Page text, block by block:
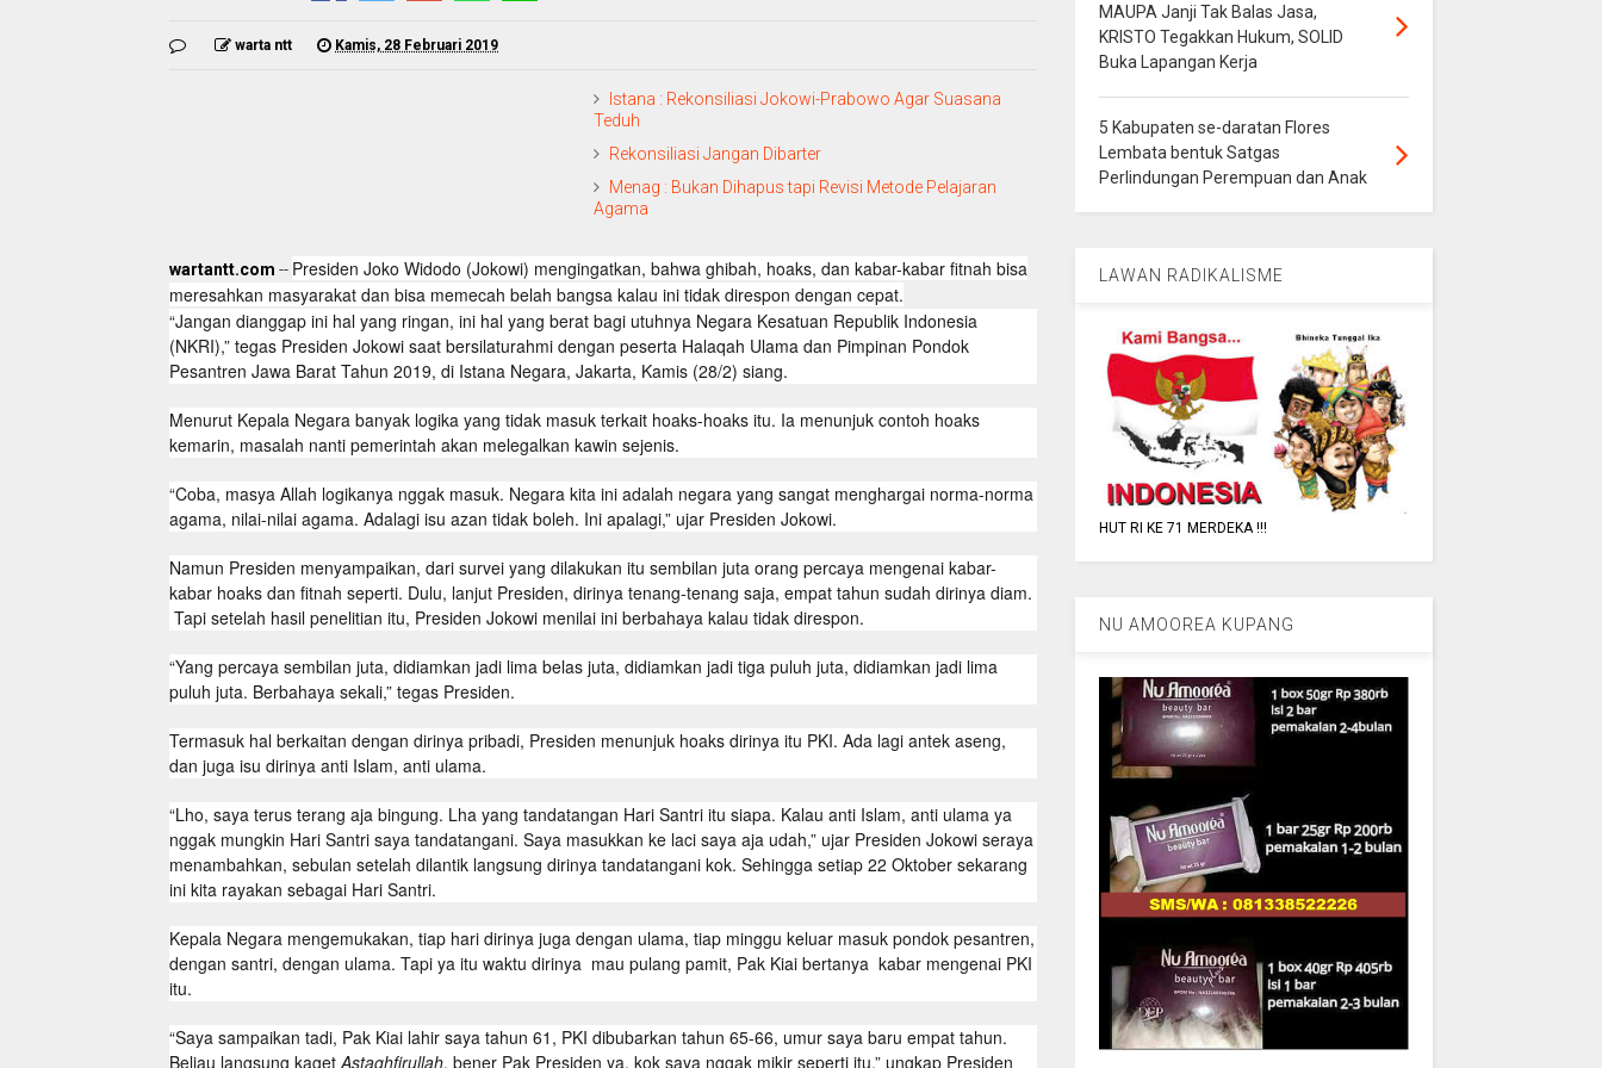
warta ntt Kamis, 28 Februari 2019
Istana : Rekonsiliasi Jokowi-Prabowo Agar Suasana
Teduh
Rekonsiliasi Jangan Dibarter
Menag : Bukan Dihapus tapi Revisi Metode Pelajaran
Agama
wartantt.com -- Presiden Joko Widodo (Jokowi) mengingatkan, bahwa ghibah, hoaks, dan kabar-kabar fitnah bisa
meresahkan masyarakat dan bisa memecah belah bangsa kalau ini tidak direspon dengan cepat.
“Jangan dianggap ini hal yang ringan, ini hal yang berat bagi utuhnya Negara Kesatuan Republik Indonesia
(NKRI),” tegas Presiden Jokowi saat bersilaturahmi dengan peserta Halaqah Ulama dan Pimpinan Pondok
Pesantren Jawa Barat Tahun 2019, di Istana Negara, Jakarta, Kamis (28/2) siang.
Menurut Kepala Negara banyak logika yang tidak masuk terkait hoaks-hoaks itu. Ia menunjuk contoh hoaks
kemarin, masalah nanti pemerintah akan melegalkan kawin sejenis.
“Coba, masya Allah logikanya nggak masuk. Negara kita ini adalah negara yang sangat menghargai norma-norma
agama, nilai-nilai agama. Adalagi isu azan tidak boleh. Ini apalagi,” ujar Presiden Jokowi.
Namun Presiden menyampaikan, dari survei yang dilakukan itu sembilan juta orang percaya mengenai kabar-
kabar hoaks dan fitnah seperti. Dulu, lanjut Presiden, dirinya tenang-tenang saja, empat tahun sudah dirinya diam.
Tapi setelah hasil penelitian itu, Presiden Jokowi menilai ini berbahaya kalau tidak direspon.
“Yang percaya sembilan juta, didiamkan jadi lima belas juta, didiamkan jadi tiga puluh juta, didiamkan jadi lima
puluh juta. Berbahaya sekali,” tegas Presiden.
Termasuk hal berkaitan dengan dirinya pribadi, Presiden menunjuk hoaks dirinya itu PKI. Ada lagi antek aseng,
dan juga isu dirinya anti Islam, anti ulama.
“Lho, saya terus terang aja bingung. Lha yang tandatangan Hari Santri itu siapa. Kalau anti Islam, anti ulama ya
nggak mungkin Hari Santri saya tandatangani. Saya masukkan ke laci saya aja udah,” ujar Presiden Jokowi seraya
menambahkan, sebulan setelah dilantik langsung dirinya tandatangani kok. Sehingga setiap 22 Oktober sekarang
ini kita rayakan sebagai Hari Santri.
Kepala Negara mengemukakan, tiap hari dirinya juga dengan ulama, tiap minggu keluar masuk pondok pesantren,
dengan santri, dengan ulama. Tapi ya itu waktu dirinya mau pulang pamit, Pak Kiai bertanya kabar mengenai PKI
itu.
“Saya sampaikan tadi, Pak Kiai lahir saya tahun 61, PKI dibubarkan tahun 65-66, umur saya baru empat tahun.
Beliau langsung kaget Astaghfirullah, bener Pak Presiden ya, kok saya nggak mikir seperti itu,” ungkap Presiden
MAUPA Janji Tak Balas Jasa,
KRISTO Tegakkan Hukum, SOLID
Buka Lapangan Kerja
5 Kabupaten se-daratan Flores
Lembata bentuk Satgas
Perlindungan Perempuan dan Anak
LAWAN RADIKALISME
HUT RI KE 71 MERDEKA !!!
NU AMOOREA KUPANG